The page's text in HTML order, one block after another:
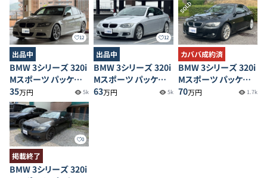
12
出品中
BMW 3シリーズ 320i
Mスポーツ パッケー
ジ
35万円 5k
12
出品中
BMW 3シリーズ 320i
Mスポーツ パッケー
ジ
63万円 5k
SOLD
カババ成約済
BMW 3シリーズ 320i
Mスポーツ パッケー
ジ
70万円 1.7k
0
掲載終了
BMW 3シリーズ 320i